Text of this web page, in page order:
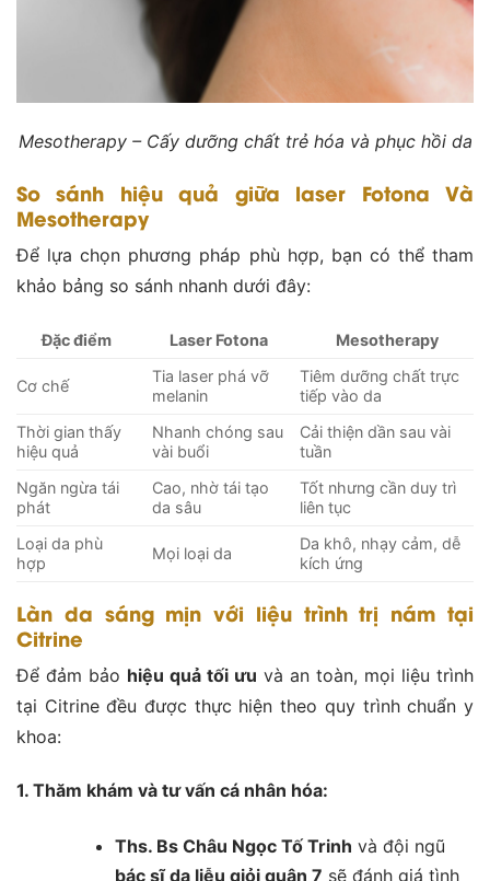
Mesotherapy – Cấy dưỡng chất trẻ hóa và phục hồi da
So sánh hiệu quả giữa laser Fotona Và
Mesotherapy
Để lựa chọn phương pháp phù hợp, bạn có thể tham
khảo bảng so sánh nhanh dưới đây:
Đặc điểm Laser Fotona Mesotherapy
Cơ chế
Tia laser phá vỡ
melanin
Tiêm dưỡng chất trực
tiếp vào da
Thời gian thấy
hiệu quả
Nhanh chóng sau
vài buổi
Cải thiện dần sau vài
tuần
Ngăn ngừa tái
phát
Cao, nhờ tái tạo
da sâu
Tốt nhưng cần duy trì
liên tục
Loại da phù
hợp
Mọi loại da
Da khô, nhạy cảm, dễ
kích ứng
Làn da sáng mịn với liệu trình trị nám tại
Citrine
Để đảm bảo hiệu quả tối ưu và an toàn, mọi liệu trình
tại Citrine đều được thực hiện theo quy trình chuẩn y
khoa:
1. Thăm khám và tư vấn cá nhân hóa:
Ths. Bs Châu Ngọc Tố Trinh và đội ngũ
bác sĩ da liễu giỏi quận 7 sẽ đánh giá tình